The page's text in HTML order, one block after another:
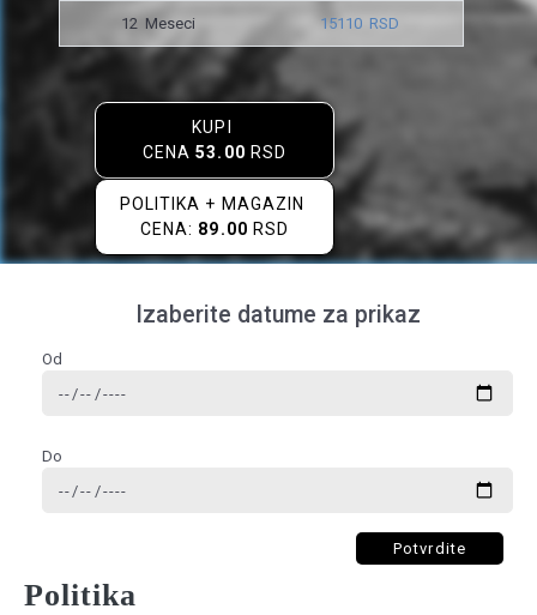
12 Meseci 15110 RSD
KUPI
CENA53.00 RSD
POLITIKA + MAGAZIN
CENA: 89.00 RSD
Izaberite datume za prikaz
Od
Do
Potvrdite
Politika